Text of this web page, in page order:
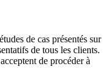
de cas présentés sur
de tous les clients.
de procéder à